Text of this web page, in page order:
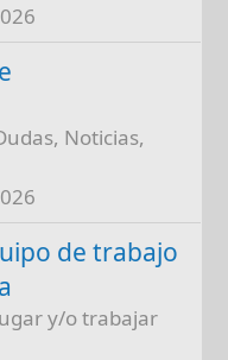
Noticias,
de trabajo
y/o trabajar